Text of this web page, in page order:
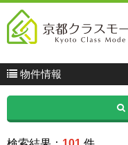
物件情報